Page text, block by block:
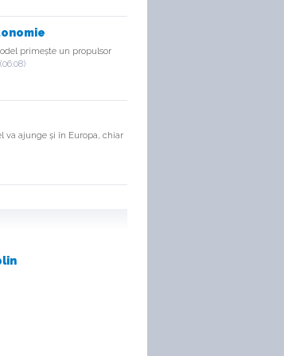
primește un propulsor
(06.08)
va ajunge și în Europa, chiar